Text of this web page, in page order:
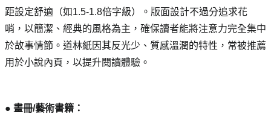
距設定舒適（如1.5-1.8倍字級）。版面設計不過分追求花
哨，以簡潔、經典的風格為主，確保讀者能將注意力完全集中
於故事情節。道林紙因其反光少、質感溫潤的特性，常被推薦
用於小說內頁，以提升閱讀體驗。
● 畫冊/藝術書籍：